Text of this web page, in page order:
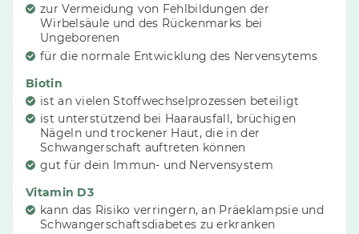
zur Vermeidung von Fehlbildungen der
Wirbelsäule und des Rückenmarks bei
Ungeborenen
für die normale Entwicklung des Nervensytems
Biotin
ist an vielen Stoffwechselprozessen beteiligt
ist unterstützend bei Haarausfall, brüchigen
Nägeln und trockener Haut, die in der
Schwangerschaft auftreten können
gut für dein Immun- und Nervensystem
Vitamin D3
kann das Risiko verringern, an Präeklampsie und
Schwangerschaftsdiabetes zu erkranken